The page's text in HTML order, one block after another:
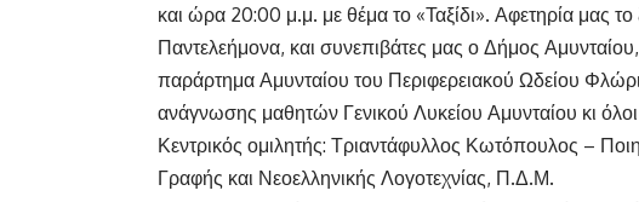
και ώρα 20:00 μ.μ. με θέμα το «Ταξίδι». Αφετηρία μας
Παντελεήμονα, και συνεπιβάτες μας ο Δήμος
παράρτημα Αμυνταίου του Περιφερειακού Ωδείου
ανάγνωσης μαθητών Γενικού Λυκείου Αμυνταίου κι όλοι
Κεντρικός ομιλητής: Τριαντάφυλλος Κωτόπουλος –
Γραφής και Νεοελληνικής Λογοτεχνίας, Π.Δ.Μ.